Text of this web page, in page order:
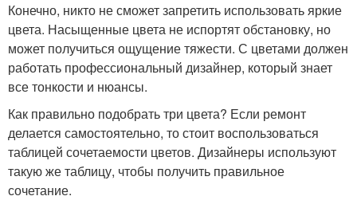
Конечно, никто не сможет запретить использовать яркие
цвета. Насыщенные цвета не испортят обстановку, но
может получиться ощущение тяжести. С цветами должен
работать профессиональный дизайнер, который знает
все тонкости и нюансы.
Как правильно подобрать три цвета? Если ремонт
делается самостоятельно, то стоит воспользоваться
таблицей сочетаемости цветов. Дизайнеры используют
такую же таблицу, чтобы получить правильное
сочетание.